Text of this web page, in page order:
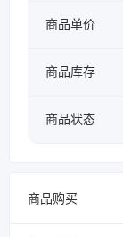
商品单价
商品库存
商品状态
商品购买